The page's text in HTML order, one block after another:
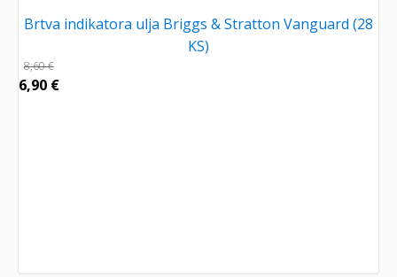
Brtva indikatora ulja Briggs & Stratton Vanguard (28
KS)
8,60€
6,90 €